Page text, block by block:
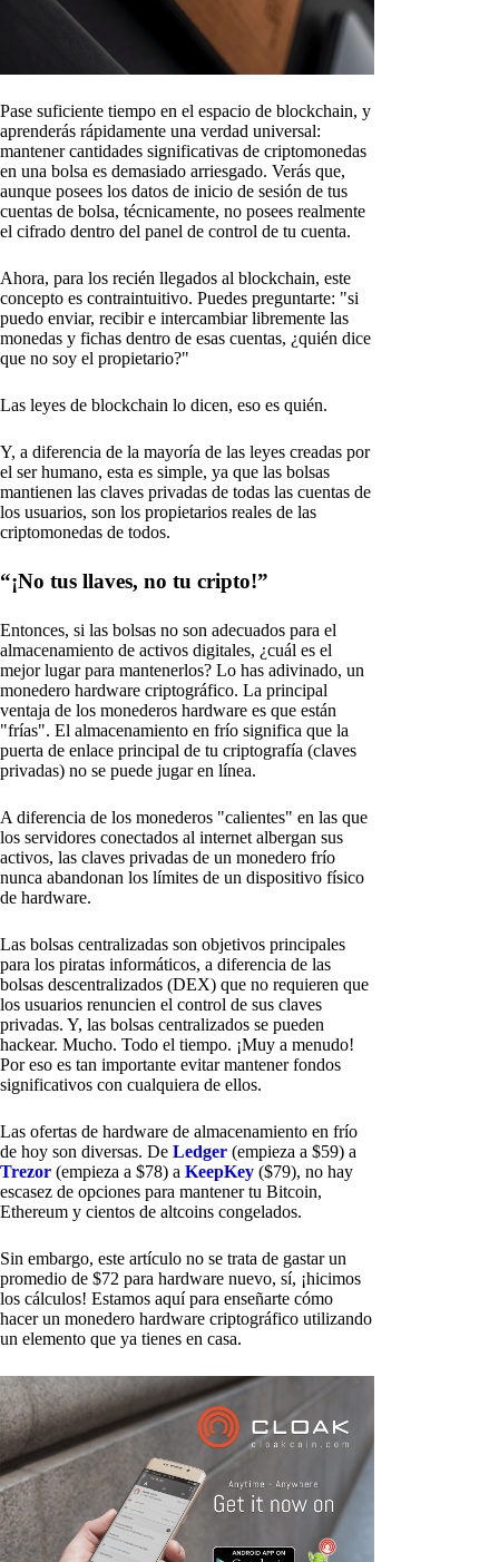
Pase suficiente tiempo en el espacio de blockchain, y
aprenderás rápidamente una verdad universal:
mantener cantidades significativas de criptomonedas
en una bolsa es demasiado arriesgado. Verás que,
aunque posees los datos de inicio de sesión de tus
cuentas de bolsa, técnicamente, no posees realmente
el cifrado dentro del panel de control de tu cuenta.
Ahora, para los recién llegados al blockchain, este
concepto es contraintuitivo. Puedes preguntarte: "si
puedo enviar, recibir e intercambiar libremente las
monedas y fichas dentro de esas cuentas, ¿quién dice
que no soy el propietario?"
Las leyes de blockchain lo dicen, eso es quién.
Y, a diferencia de la mayoría de las leyes creadas por
el ser humano, esta es simple, ya que las bolsas
mantienen las claves privadas de todas las cuentas de
los usuarios, son los propietarios reales de las
criptomonedas de todos.
“¡No tus llaves, no tu cripto!”
Entonces, si las bolsas no son adecuados para el
almacenamiento de activos digitales, ¿cuál es el
mejor lugar para mantenerlos? Lo has adivinado, un
monedero hardware criptográfico. La principal
ventaja de los monederos hardware es que están
"frías". El almacenamiento en frío significa que la
puerta de enlace principal de tu criptografía (claves
privadas) no se puede jugar en línea.
A diferencia de los monederos "calientes" en las que
los servidores conectados al internet albergan sus
activos, las claves privadas de un monedero frío
nunca abandonan los límites de un dispositivo físico
de hardware.
Las bolsas centralizadas son objetivos principales
para los piratas informáticos, a diferencia de las
bolsas descentralizados (DEX) que no requieren que
los usuarios renuncien el control de sus claves
privadas. Y, las bolsas centralizados se pueden
hackear. Mucho. Todo el tiempo. ¡Muy a menudo!
Por eso es tan importante evitar mantener fondos
significativos con cualquiera de ellos.
Las ofertas de hardware de almacenamiento en frío
de hoy son diversas. De Ledger (empieza a $59) a
Trezor (empieza a $78) a KeepKey ($79), no hay
escasez de opciones para mantener tu Bitcoin,
Ethereum y cientos de altcoins congelados.
Sin embargo, este artículo no se trata de gastar un
promedio de $72 para hardware nuevo, sí, ¡hicimos
los cálculos! Estamos aquí para enseñarte cómo
hacer un monedero hardware criptográfico utilizando
un elemento que ya tienes en casa.